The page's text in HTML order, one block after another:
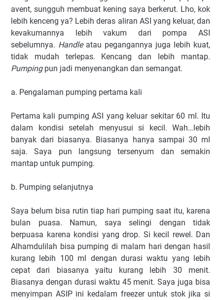
avent, sungguh membuat kening saya berkerut. Lho, kok
lebih kenceng ya? Lebih deras aliran ASI yang keluar, dan
kevakumannya lebih vakum dari pompa ASI
sebelumnya. Handleatau pegangannya juga lebih kuat,
tidak mudah terlepas. Kencang dan lebih mantap.
Pumpingpun jadi menyenangkan dan semangat.
a. Pengalaman pumping pertama kali
Pertama kali pumping ASI yang keluar sekitar 60 ml. Itu
dalam kondisi setelah menyusui si kecil. Wah…lebih
banyak dari biasanya. Biasanya hanya sampai 30 ml
saja. Saya pun langsung tersenyum dan semakin
mantap untuk pumping.
b. Pumping selanjutnya
Saya belum bisa rutin tiap hari pumping saat itu, karena
bulan puasa. Namun, saya selingi dengan tidak
berpuasa karena kondisi yang drop. Si kecil rewel. Dan
Alhamdulilah bisa pumping di malam hari dengan hasil
kurang lebih 100 ml dengan durasi waktu yang lebih
cepat dari biasanya yaitu kurang lebih 30 menit.
Biasanya dengan durasi waktu 45 menit. Saya juga bisa
menyimpan ASIP ini kedalam freezer untuk stok jika si